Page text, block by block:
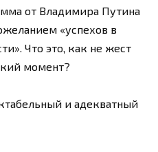
от Владимира Путина
«успехов в
Что это, как не жест
момент?
и адекватный